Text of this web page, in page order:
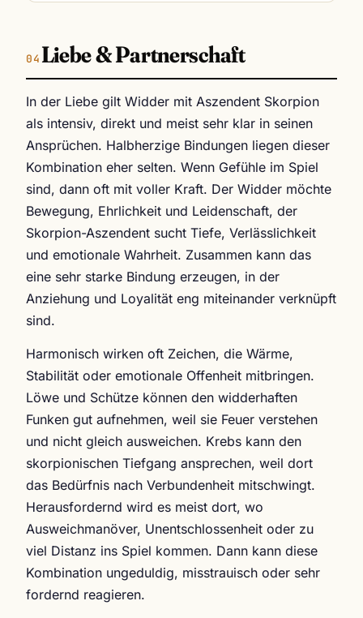
Liebe & Partnerschaft
In der Liebe gilt Widder mit Aszendent Skorpion
als intensiv, direkt und meist sehr klar in seinen
Ansprüchen. Halbherzige Bindungen liegen dieser
Kombination eher selten. Wenn Gefühle im Spiel
sind, dann oft mit voller Kraft. Der Widder möchte
Bewegung, Ehrlichkeit und Leidenschaft, der
Skorpion-Aszendent sucht Tiefe, Verlässlichkeit
und emotionale Wahrheit. Zusammen kann das
eine sehr starke Bindung erzeugen, in der
Anziehung und Loyalität eng miteinander verknüpft
sind.
Harmonisch wirken oft Zeichen, die Wärme,
Stabilität oder emotionale Offenheit mitbringen.
Löwe und Schütze können den widderhaften
Funken gut aufnehmen, weil sie Feuer verstehen
und nicht gleich ausweichen. Krebs kann den
skorpionischen Tiefgang ansprechen, weil dort
das Bedürfnis nach Verbundenheit mitschwingt.
Herausfordernd wird es meist dort, wo
Ausweichmanöver, Unentschlossenheit oder zu
viel Distanz ins Spiel kommen. Dann kann diese
Kombination ungeduldig, misstrauisch oder sehr
fordernd reagieren.